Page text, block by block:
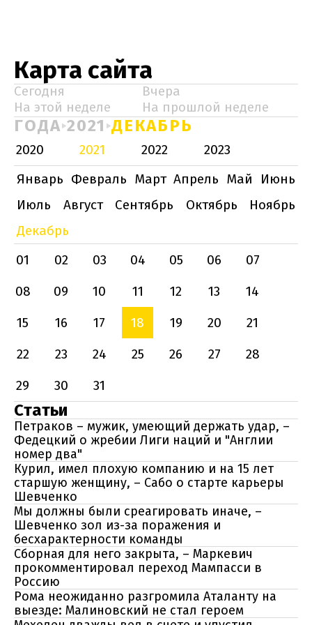
Карта сайта
Сегодня
Вчера
На этой неделе
На прошлой неделе
ГОДА 2021 ДЕКАБРЬ
2020 2021 2022
2023
Январь Февраль Март Апрель Май
Июнь
Июль
Август Сентябрь Октябрь
Ноябрь
Декабрь
01
02 03 04 05 06
07
08
09 10 11 12 13
14
15
16 17 18 19 20
21
22
23 24 25 26 27
28
29
30 31
Статьи
Петраков – мужик, умеющий держать удар, –
Федецкий о жребии Лиги наций и "Англии
номер два"
Курил, имел плохую компанию и на 15 лет
старшую женщину, – Сабо о старте карьеры
Шевченко
Мы должны были среагировать иначе, –
Шевченко зол из-за поражения и
бесхарактерности команды
Сборная для него закрыта, – Маркевич
прокомментировал переход Мампасси в
Россию
Рома неожиданно разгромила Аталанту на
выезде: Малиновский не стал героем